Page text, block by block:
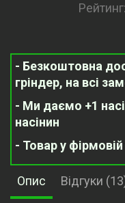
Рейтинг:
- Безкоштовна
гріндер, на всі
- Ми даємо +1
насінин
- Товар у фірмовій
Опис Відгуки